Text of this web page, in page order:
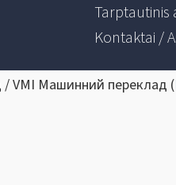
Tarptautinis
Kontaktai /
VMI Машинний переклад (